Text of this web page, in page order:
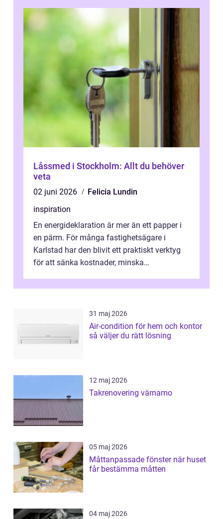
Låssmed i Stockholm: Allt du behöver
veta
02 juni 2026
Felicia Lundin
inspiration
En energideklaration är mer än ett papper i
en pärm. För många fastighetsägare i
Karlstad har den blivit ett praktiskt verktyg
för att sänka kostnader, minska
31 maj 2026
Air-condition för hem och kontor
så väljer du rätt lösning
12 maj 2026
Takrenovering värnamo
05 maj 2026
Måttanpassade fönster när huset
får bestämma måtten
04 maj 2026